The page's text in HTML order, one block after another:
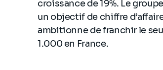
croissance de 19%. Le
un objectif de chiffre
ambitionne de franchir le
1.000 en France.